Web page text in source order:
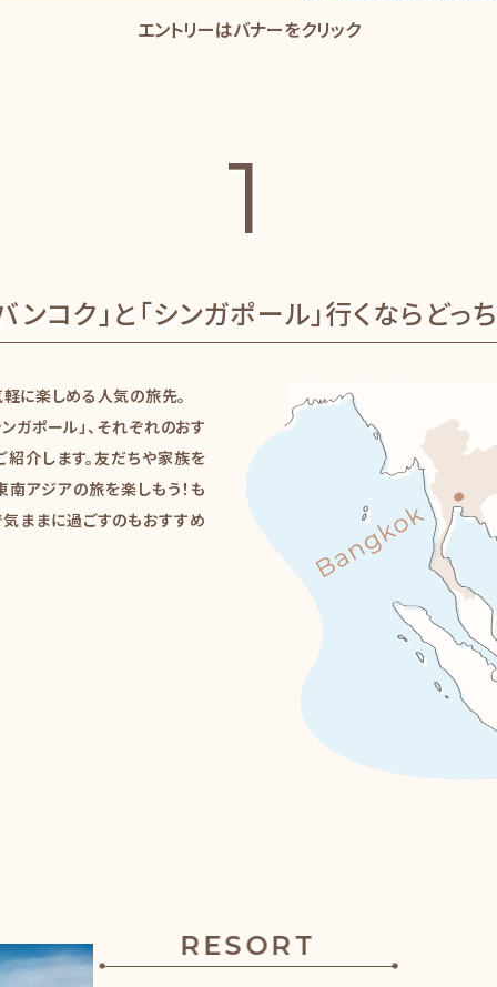
エントリーはバナーをクリック
1
1
ンコク」と「シンガポール」行くならどっ
ンコク」と「シンガポール」行くならどっ
に楽しめる人気の旅先。
ンガポール」、それぞれのおす
紹介します。友だちや家族を
南アジアの旅を楽しもう！も
気ままに過ごすのもおすすめ
RESORT